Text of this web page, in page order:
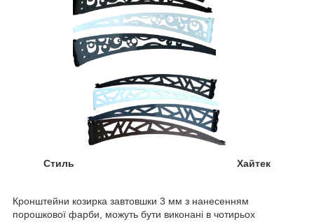
Стиль Хайтек
Кронштейни козирка завтовшки 3 мм з нанесенням
порошкової фарби, можуть бути виконані в чотирьох